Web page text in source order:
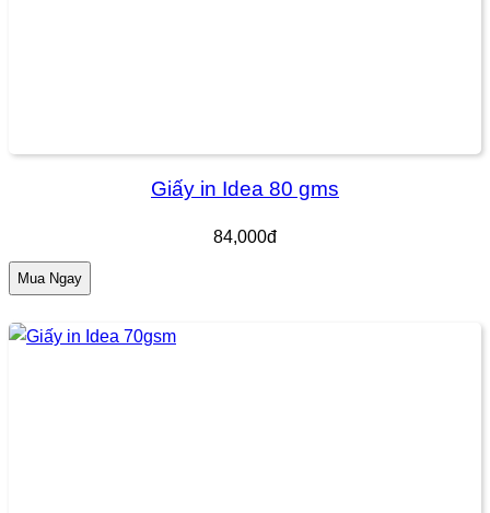
Giấy in Idea 80 gms
84,000đ
Mua Ngay